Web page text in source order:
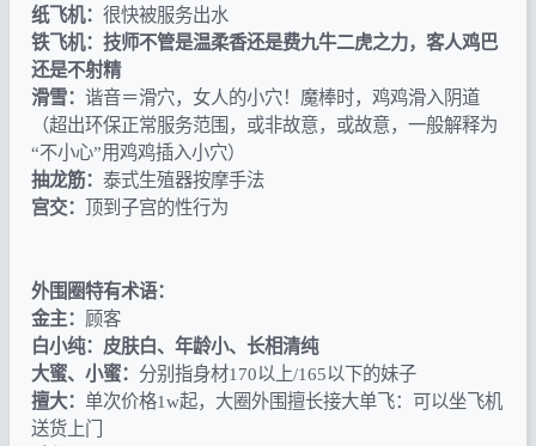
纸飞机： 很快被服务出水
铁飞机：技师不管是温柔香还是费九牛二虎之力，客人鸡巴
还是不射精
滑雪： 谐音＝滑穴，女人的小穴！魔棒时，鸡鸡滑入阴道
（超出环保正常服务范围，或非故意，或故意，一般解释为
“不小心”用鸡鸡插入小穴）
抽龙筋： 泰式生殖器按摩手法
宫交：
顶到子宫的性行为
外围圈特有术语：
金主： 顾客
白小纯：皮肤白、年龄小、长相清纯
大蜜、小蜜： 分别指身材170以上/165以下的妹子
擅大： 单次价格1w起，大圈外围擅长接大单飞：可以坐飞机
送货上门